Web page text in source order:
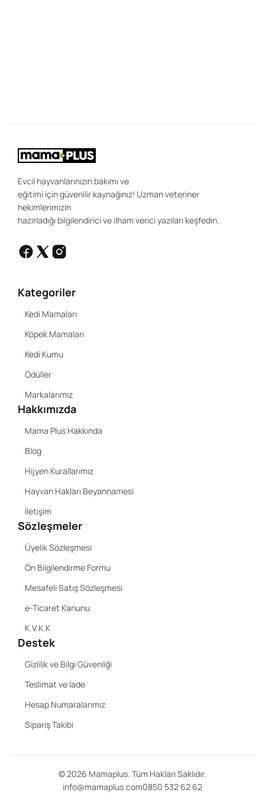
Evcil hayvanlarınızın bakımı ve
eğitimi için güvenilir kaynağınız! Uzman veteriner
hekimlerimizin
hazırladığı bilgilendirici ve ilham verici yazıları keşfedin.
Kategoriler
Kedi Mamaları
Köpek Mamaları
Kedi Kumu
Ödüller
Markalarımız
Hakkımızda
Mama Plus Hakkında
Blog
Hijyen Kurallarımız
Hayvan Hakları Beyannamesi
İletişim
Sözleşmeler
Üyelik Sözleşmesi
Ön Bilgilendirme Formu
Mesafeli Satış Sözleşmesi
e-Ticaret Kanunu
K.V.K.K
Destek
Gizlilik ve Bilgi Güvenliği
Teslimat ve İade
Hesap Numaralarımız
Sipariş Takibi
©2026 Mamaplus. Tüm Hakları Saklıdır.
info@mamaplus.com0850 532 62 62